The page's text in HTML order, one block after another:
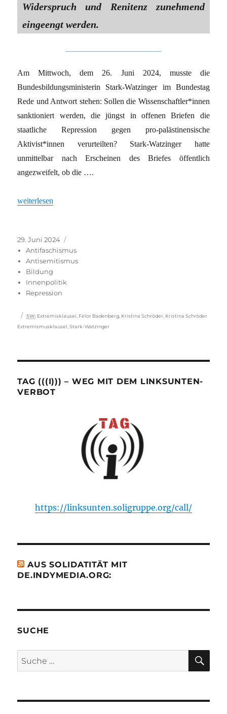
Widerspruch und Renitenz zunehmend
eingeengt werden.
Am Mittwoch, dem 26. Juni 2024, musste die
Bundesbildungsministerin Stark-Watzinger im Bundestag
Rede und Antwort stehen: Sollen die Wissenschaftler*innen
sanktioniert werden, die jüngst in offenen Briefen die
staatliche Repression gegen pro-palästinensische
Aktivist*innen verurteilten? Stark-Watzinger hatte
unmittelbar nach Erscheinen des Briefes öffentlich
angezweifelt, ob die ….
„Universitäre Zeitenwende“
weiterlesen
Veröffentlicht
am
29. Juni 2024
Antifaschismus
Antisemitismus
Bildung
Innenpolitik
Repression
Schlagwörter
SW: Extremisklausel Felor Badenberg Kristina Schröder Kristina Schröder
Extremismusklausel ,Stark-Watzinger
TAG (((I))) – WEG MIT DEM LINKSUNTEN-
VERBOT
https://linksunten.soligruppe.org/call/
AUS SOLIDATITÄT MIT
DE.INDYMEDIA.ORG:
SUCHE
Suche
nach: